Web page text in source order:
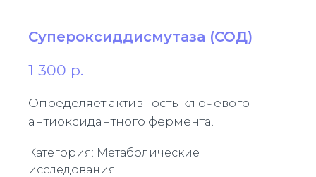
Супероксиддисмутаза (СОД)
1 300 р.
Определяет активность ключевого
антиоксидантного фермента.
Категория: Метаболические
исследования